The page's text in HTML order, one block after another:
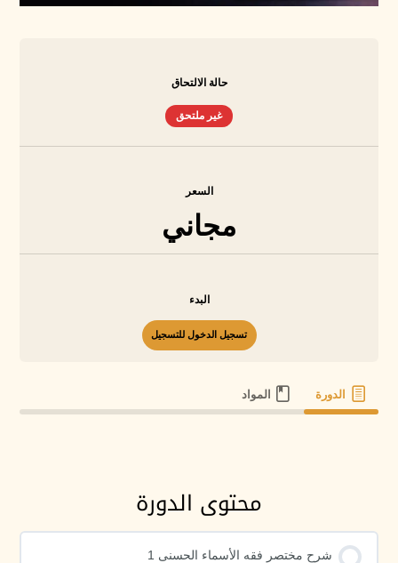
حالة الالتحاق
غير ملتحق
السعر
مجاني
البدء
تسجيل الدخول للتسجيل
الدورة المواد
محتوى الدورة
شرح مختصر فقه الأسماء الحسنى 1